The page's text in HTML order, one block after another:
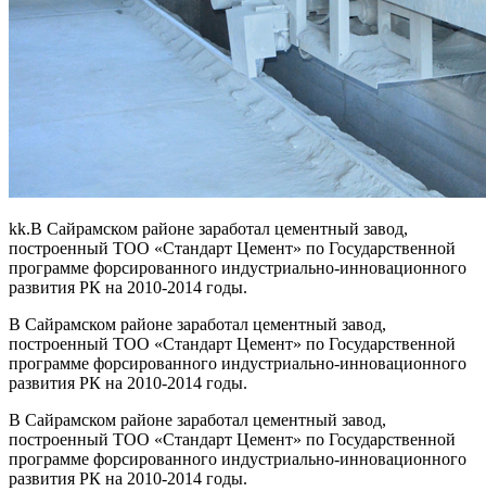
kk.В Сайрамском районе заработал цементный завод,
построенный ТОО «Стандарт Цемент» по Государственной
программе форсированного индустриально-инновационного
развития РК на 2010-2014 годы.
В Сайрамском районе заработал цементный завод,
построенный ТОО «Стандарт Цемент» по Государственной
программе форсированного индустриально-инновационного
развития РК на 2010-2014 годы.
В Сайрамском районе заработал цементный завод,
построенный ТОО «Стандарт Цемент» по Государственной
программе форсированного индустриально-инновационного
развития РК на 2010-2014 годы.